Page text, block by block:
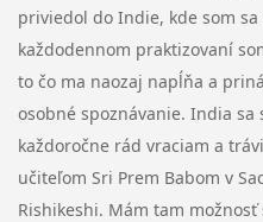
priviedol do Indie, kde som
každodennom praktizovaní
to čo ma naozaj napĺňa a
osobné spoznávanie. India sa
každoročne rád vraciam a
učiteľom Sri Prem Babom v
Rishikeshi. Mám tam